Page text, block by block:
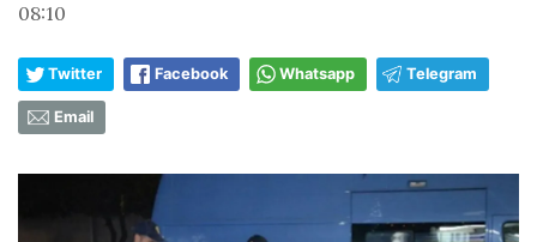
08:10
Twitter Facebook Whatsapp Telegram
Email